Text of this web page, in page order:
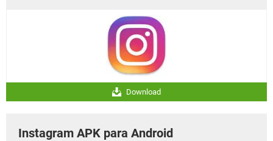
Download
Instagram APK para Android